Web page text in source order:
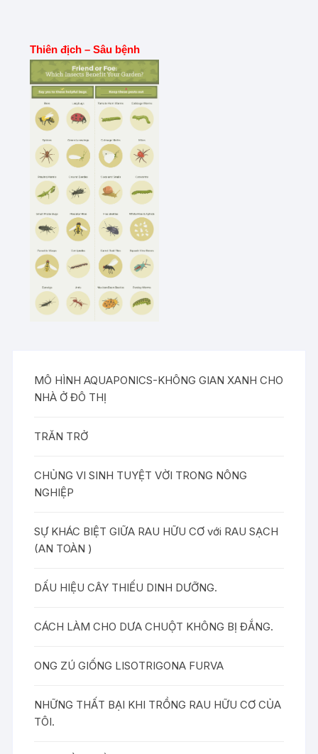
Thiên địch – Sâu bệnh
MÔ HÌNH AQUAPONICS-KHÔNG GIAN XANH CHO
NHÀ Ở ĐÔ THỊ
TRĂN TRỞ
CHỦNG VI SINH TUYỆT VỜI TRONG NÔNG
NGHIỆP
SỰ KHÁC BIỆT GIỮA RAU HỮU CƠ với RAU SẠCH
(AN TOÀN )
DẤU HIỆU CÂY THIẾU DINH DƯỠNG.
CÁCH LÀM CHO DƯA CHUỘT KHÔNG BỊ ĐẮNG.
ONG ZÚ GIỐNG LISOTRIGONA FURVA
NHỮNG THẤT BẠI KHI TRỒNG RAU HỮU CƠ CỦA
TÔI.